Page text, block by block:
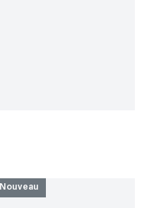
Nouveau